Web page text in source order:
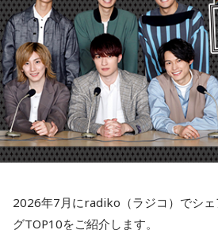
802 RADIO MASTERS「MUSIC
に〜！
聴き逃した方はradikoのタイムフリ
Spotifyの月間リスナー数は1,700万
スはインドネシアで最も再生されて
りとなっています。全楽曲の総再生
突破しており、彼の音楽がいかに聴き
を物語っています。
彼の楽曲はポップス、ジャズ、ソウ
ックの要素を融合させており、現代
えた魅力を感じさせます。藤井風さ
けるはずです！とのこと。
しし座のアナタ：もう卒業できるこ
そう。
おとめ座のアナタ：デスクや机の上を
いかも。
てんびん座のアナタ：情報の取捨選
さそり座のアナタ：NOと言える勇気
2026年7月にradiko（ラジコ）でシ
グTOP10をご紹介します。